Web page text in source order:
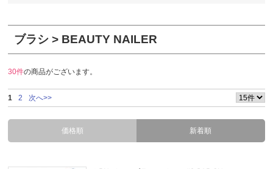
ブラシ > BEAUTY NAILER
30件の商品がございます。
1 2 次へ>>
価格順 新着順